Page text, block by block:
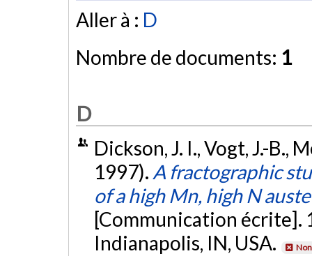
Aller à : D
Nombre de documents: 1
D
Dickson, J. I., Vogt, J.-B.,
1997). A fractographic
of a high Mn, high N
[Communication écrite].
Indianapolis, IN, USA.